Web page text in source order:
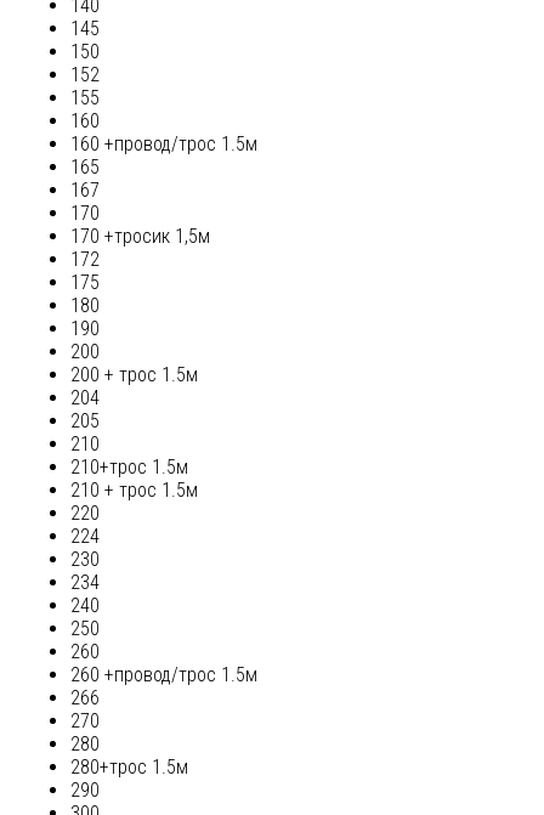
140
145
150
152
155
160
160 +провод/трос 1.5м
165
167
170
170 +тросик 1,5м
172
175
180
190
200
200 + трос 1.5м
204
205
210
210+трос 1.5м
210 + трос 1.5м
220
224
230
234
240
250
260
260 +провод/трос 1.5м
266
270
280
280+трос 1.5м
290